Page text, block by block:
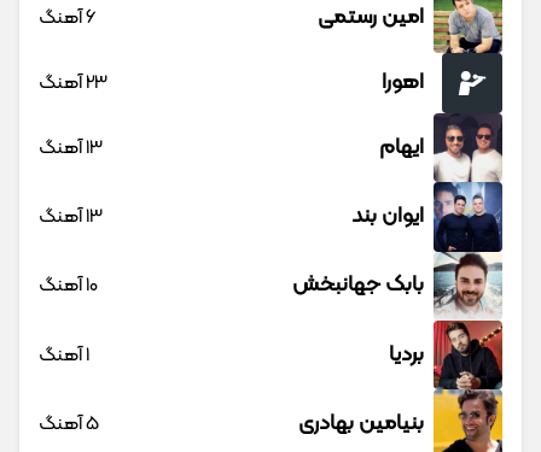
امین رستمی 6 آهنگ
اهورا 23 آهنگ
ایهام 13 آهنگ
ایوان بند 13 آهنگ
بابک جهانبخش 10 آهنگ
بردیا 1 آهنگ
بنیامین بهادری 5 آهنگ